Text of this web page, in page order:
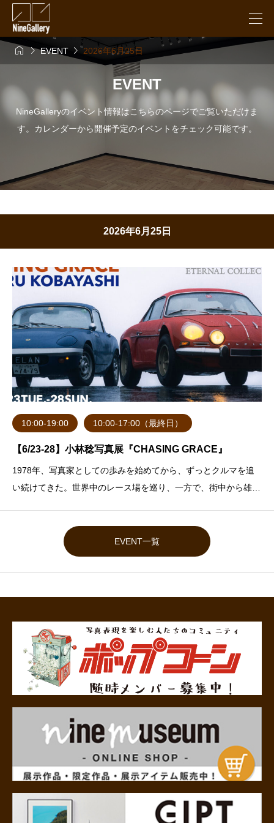
EVENT 2026年6月25日
EVENT
NineGalleryのイベント情報はこちらのページでご覧いただけま
す。カレンダーから開催予定のイベントをチェック可能です。
2026年6月25日
10:00-19:00 10:00-17:00（最終日）
【6/23-28】小林稔写真展『CHASING GRACE』
1978年、写真家としての歩みを始めてから、ずっとクルマを追
い続けてきた。世界中のレース場を巡り、一方で、街中から雄大
に追い求めてきた。そして、それを多く
EVENT一覧